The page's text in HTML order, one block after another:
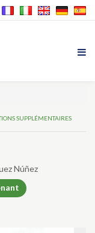
SUPPLÉMENTAIRES
Núñez